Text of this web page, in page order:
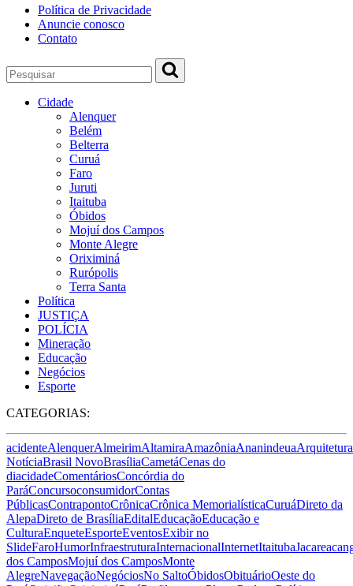
Política de Privacidade
Anuncie conosco
Contato
Cidade
Alenquer
Belém
Belterra
Curuá
Faro
Juruti
Itaituba
Óbidos
Mojuí dos Campos
Monte Alegre
Oriximiná
Rurópolis
Terra Santa
Política
JUSTIÇA
POLÍCIA
Mineração
Educação
Negócios
Esporte
CATEGORIAS:
acidenteAlenquerAlmeirimAltamiraAmazôniaAnanindeuaArquitetura
NotíciaBrasil NovoBrasíliaCametáCenas do
diacidadeComentáriosConcórdia do
ParáConcursoconsumidorContas
PúblicasContrapontoCrônicaCrônica MemorialísticaCuruáDireto da
AlepaDireto de BrasíliaEditalEducaçãoEducação e
CulturaEnqueteEsporteEventosExibir no
SlideFaroHumorInfraestruturaInternacionalInternetItaituba
dos CamposMojuí dos CamposMonte
AlegreNavegaçãoNegóciosNo SaltoÓbidosObituárioOeste do